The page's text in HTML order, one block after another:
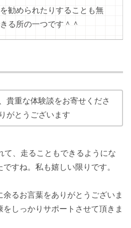
勧められたりすることも無
る所の一つです＾＾
貴重な体験談をお寄せくださ
がとうございます
て、走ることもできるようにな
すね。私も嬉しい限りです。
余るお言葉をありがとうございま
しっかりサポートさせて頂きま